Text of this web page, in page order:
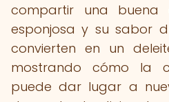
compartir una buena
esponjosa y su sabor
convierten en un
mostrando cómo la
puede dar lugar a